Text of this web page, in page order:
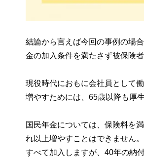
結論から言えば今回の事例の場
金の加入条件を満たさず被保険
現役時代におもに会社員として
増やすためには、65歳以降も厚
国民年金については、保険料を
れ以上増やすことはできません
すべて加入しますが、40年の納